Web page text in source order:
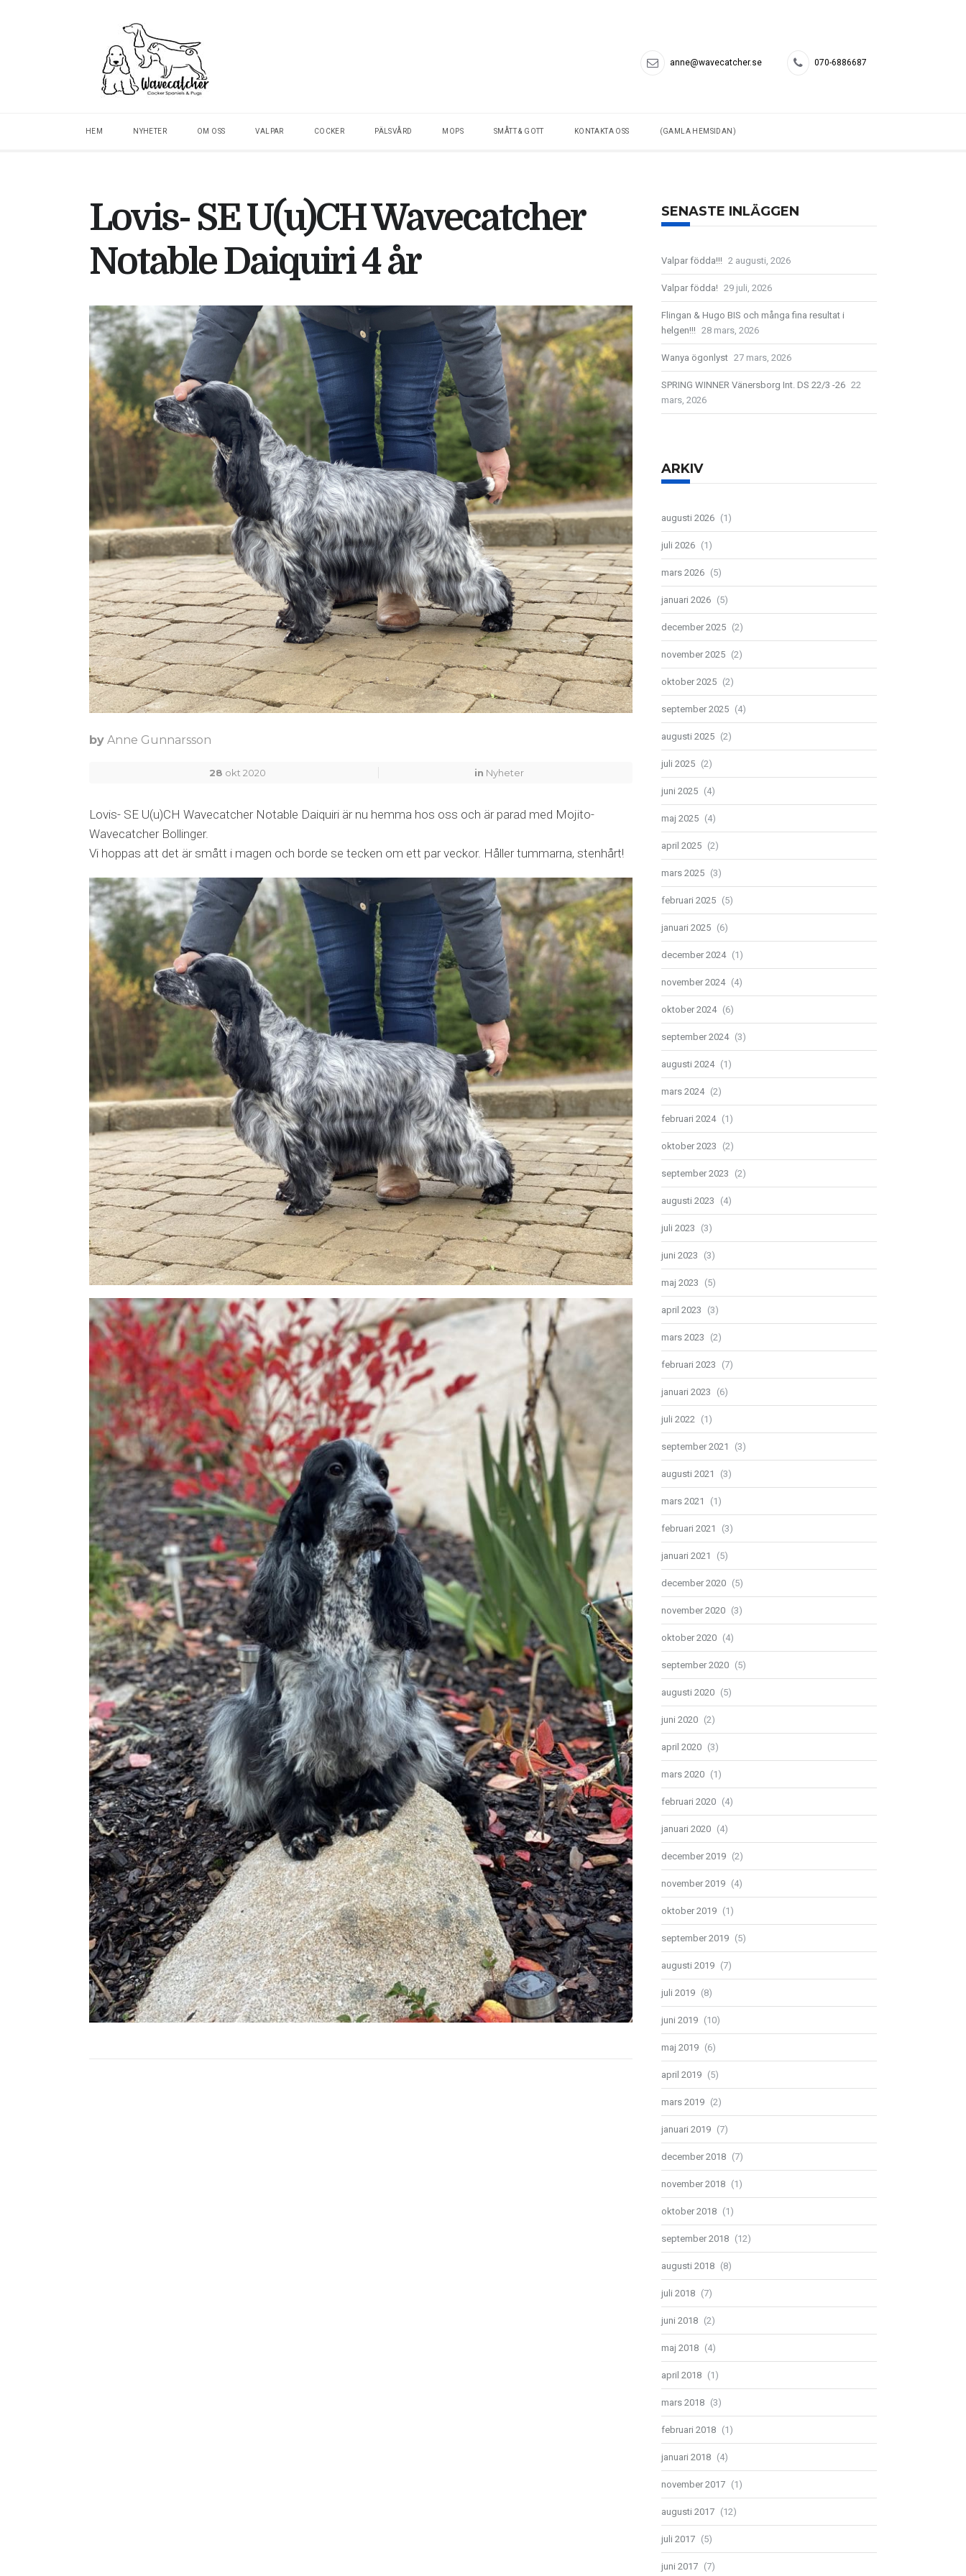
anne@wavecatcher.se 070-6886687
HEM NYHETER OM OSS VALPAR COCKER PÄLSVÅRD MOPS SMÅTT & GOTT KONTAKTA OSS (GAMLA HEMSIDAN)
Lovis- SE U(u)CH Wavecatcher
Notable Daiquiri 4 år
by Anne Gunnarsson
28 okt 2020 in Nyheter
Lovis- SE U(u)CH Wavecatcher Notable Daiquiri är nu hemma hos oss och är parad med Mojito-
Wavecatcher Bollinger.
Vi hoppas att det är smått i magen och borde se tecken om ett par veckor. Håller tummarna, stenhårt!
SENASTE INLÄGGEN
Valpar födda!!! 2 augusti, 2026
Valpar födda! 29 juli, 2026
Flingan & Hugo BIS och många fina resultat i
helgen!!! 28 mars, 2026
Wanya ögonlyst 27 mars, 2026
SPRING WINNER Vänersborg Int. DS 22/3 -26 22
mars, 2026
ARKIV
augusti 2026 (1)
juli 2026 (1)
mars 2026 (5)
januari 2026 (5)
december 2025 (2)
november 2025 (2)
oktober 2025 (2)
september 2025 (4)
augusti 2025 (2)
juli 2025 (2)
juni 2025 (4)
maj 2025 (4)
april 2025 (2)
mars 2025 (3)
februari 2025 (5)
januari 2025 (6)
december 2024 (1)
november 2024 (4)
oktober 2024 (6)
september 2024 (3)
augusti 2024 (1)
mars 2024 (2)
februari 2024 (1)
oktober 2023 (2)
september 2023 (2)
augusti 2023 (4)
juli 2023 (3)
juni 2023 (3)
maj 2023 (5)
april 2023 (3)
mars 2023 (2)
februari 2023 (7)
januari 2023 (6)
juli 2022 (1)
september 2021 (3)
augusti 2021 (3)
mars 2021 (1)
februari 2021 (3)
januari 2021 (5)
december 2020 (5)
november 2020 (3)
oktober 2020 (4)
september 2020 (5)
augusti 2020 (5)
juni 2020 (2)
april 2020 (3)
mars 2020 (1)
februari 2020 (4)
januari 2020 (4)
december 2019 (2)
november 2019 (4)
oktober 2019 (1)
september 2019 (5)
augusti 2019 (7)
juli 2019 (8)
juni 2019 (10)
maj 2019 (6)
april 2019 (5)
mars 2019 (2)
januari 2019 (7)
december 2018 (7)
november 2018 (1)
oktober 2018 (1)
september 2018 (12)
augusti 2018 (8)
juli 2018 (7)
juni 2018 (2)
maj 2018 (4)
april 2018 (1)
mars 2018 (3)
februari 2018 (1)
januari 2018 (4)
november 2017 (1)
augusti 2017 (12)
juli 2017 (5)
juni 2017 (7)